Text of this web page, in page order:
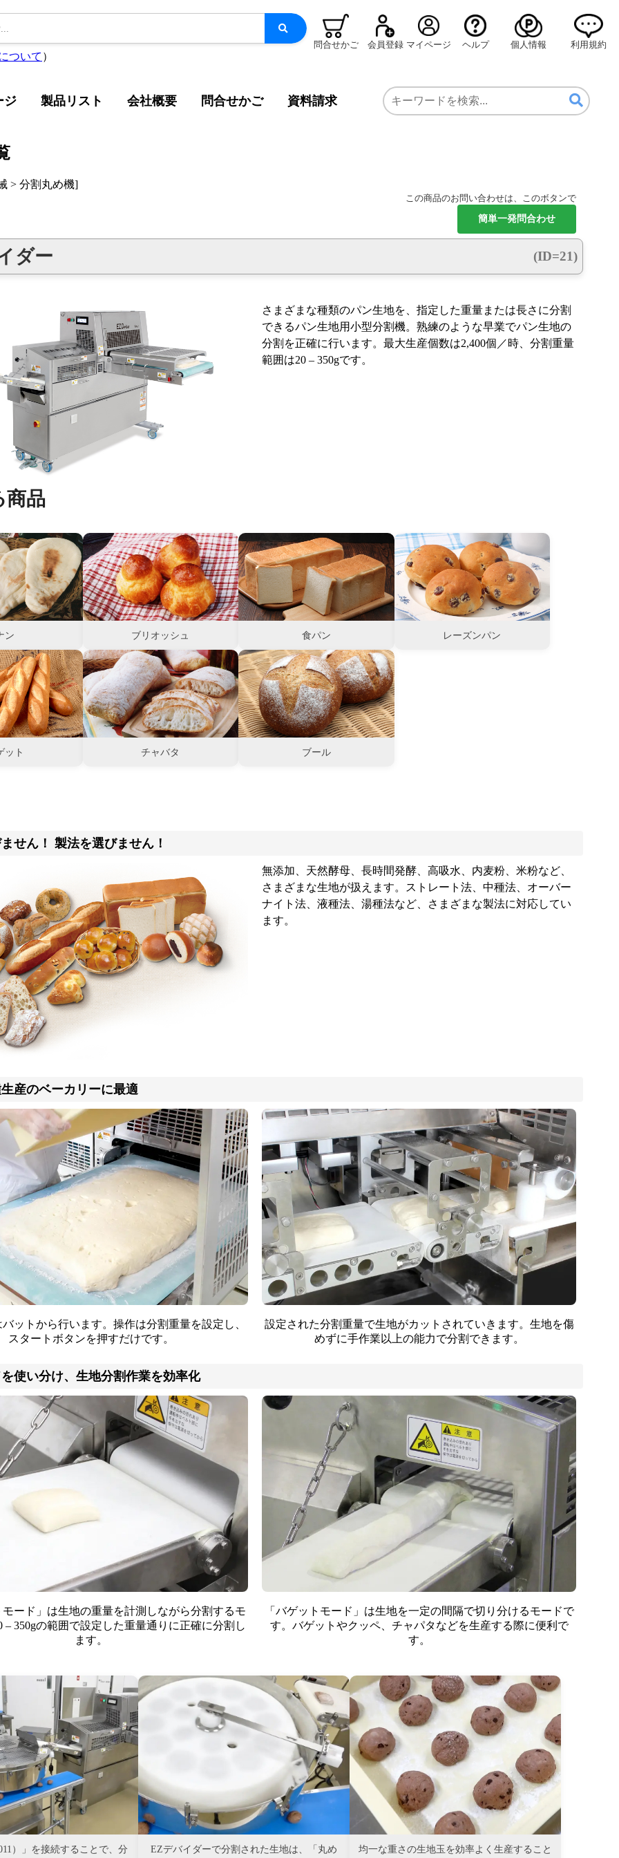
問合せかご 会員登録 マイページ ヘルプ 個人情報 利用規約
ついて ）
ジ 製品リスト 会社概要 問合せかご 資料請求
> 分割丸め機]
この商品のお問い合わせは、このボタンで
ダー (ID=21)
さまざまな種類のパン生地を、指定した重量または長さに分割
できるパン生地用小型分割機。熟練のような早業でパン生地の
分割を正確に行います。最大生産個数は2,400個／時、分割重量
範囲は20 – 350gです。
商品
ン ブリオッシュ 食パン レーズンパン
ット チャバタ ブール
せん！ 製法を選びません！
無添加、天然酵母、長時間発酵、高吸水、内麦粉、米粉など、
さまざまな生地が扱えます。ストレート法、中種法、オーバー
ナイト法、液種法、湯種法など、さまざまな製法に対応してい
ます。
産のベーカリーに最適
ットから行います。操作は分割重量を設定し、
スタートボタンを押すだけです。
設定された分割重量で生地がカットされていきます。生地を傷
めずに手作業以上の能力で分割できます。
使い分け、生地分割作業を効率化
ード」は生地の重量を計測しながら分割するモ
– 350gの範囲で設定した重量通りに正確に分割し
ます。
「バゲットモード」は生地を一定の間隔で切り分けるモードで
す。バゲットやクッペ、チャパタなどを生産する際に便利で
す。
）」を接続することで、分 EZデバイダーで分割された生地は、「丸め 均一な重さの生地玉を効率よく生産すること